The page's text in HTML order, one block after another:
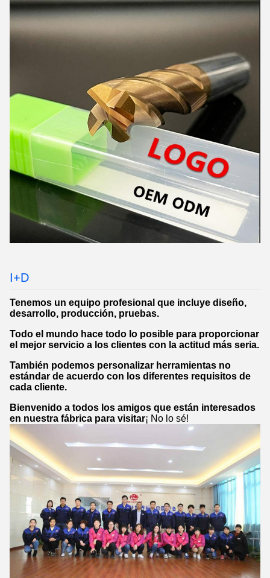
I+D
Tenemos un equipo profesional que incluye diseño,
desarrollo, producción, pruebas.
Todo el mundo hace todo lo posible para proporcionar
el mejor servicio a los clientes con la actitud más seria.
También podemos personalizar herramientas no
estándar de acuerdo con los diferentes requisitos de
cada cliente.
Bienvenido a todos los amigos que están interesados
en nuestra fábrica para visitar¡ No lo sé!